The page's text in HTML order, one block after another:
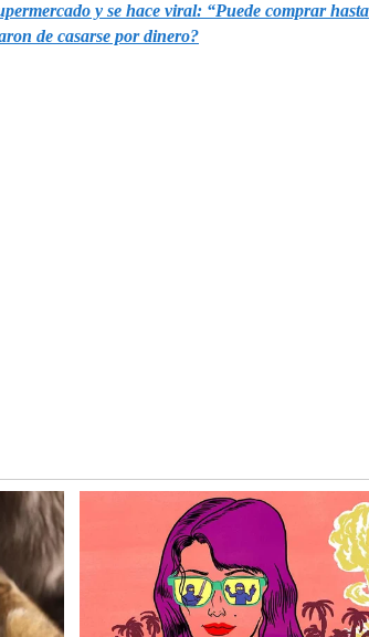
y se hace viral: “Puede comprar
de casarse por dinero?